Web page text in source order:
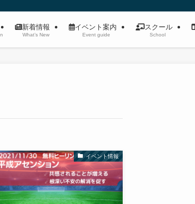
新着情報
What’s New
イベント案内
Event guide
スクール
School
イベント情報